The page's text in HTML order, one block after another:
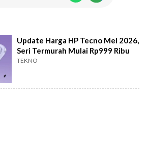
Update Harga HP Tecno Mei 2026,
Seri Termurah Mulai Rp999 Ribu
TEKNO